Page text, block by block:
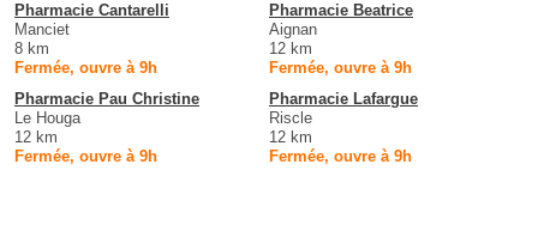
Pharmacie Cantarelli
Manciet
8 km
Fermée, ouvre à 9h
Pharmacie Beatrice
Aignan
12 km
Fermée, ouvre à 9h
Pharmacie Pau Christine
Le Houga
12 km
Fermée, ouvre à 9h
Pharmacie Lafargue
Riscle
12 km
Fermée, ouvre à 9h